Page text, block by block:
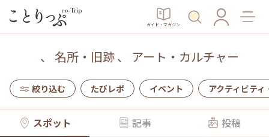
ガイド・マガジン
、 名所・旧跡、 アート・カルチャー
絞り込む たびレポ イベント アクティビティ
スポット 記事 投稿